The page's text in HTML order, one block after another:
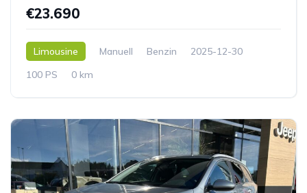
€23.690
Limousine Manuell Benzin
2025-12-30
100 PS
0 km